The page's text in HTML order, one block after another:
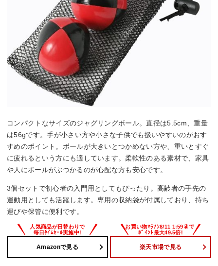
コンパクトなサイズのジャグリングボール。直径は5.5cm、重量
は56gです。手が小さい方や小さな子供でも扱いやすいのがおす
すめのポイント。ボールが大きいとつかめない方や、重いとすぐ
に疲れるという方にも適しています。柔軟性のある素材で、家具
や人にボールがぶつかるのが心配な方も安心です。
3個セットで初心者の入門用としてもぴったり。高齢者の手先の
運動用としても活躍します。専用の収納袋が付属しており、持ち
運びや保管に便利です。
Amazonで見る 楽天市場で見る